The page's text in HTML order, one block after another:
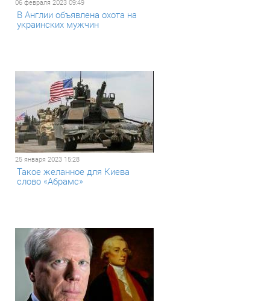
06 февраля 2023 09:49
В Англии объявлена охота на
украинских мужчин
25 января 2023 15:28
Такое желанное для Киева
слово «Абрамс»